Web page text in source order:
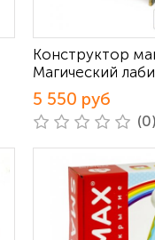
Конструктор
Магический
5 550 руб